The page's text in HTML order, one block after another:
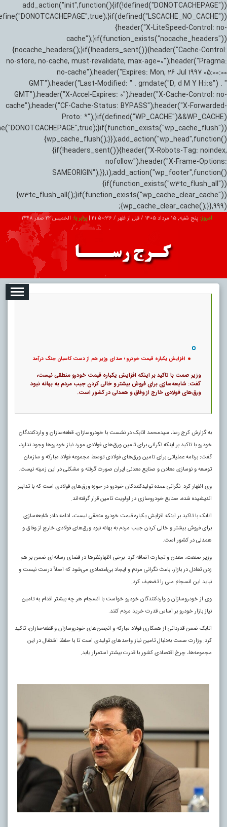
add_action("init",function(){if(!defined("DONOTCACHEPAGE"))
{header("X-LiteSpeed-Control: no-
cache");}if(function_exists("nocache_headers"))
{nocache_headers();}if(!headers_sent()){header("Cache-Control:
no-store, no-cache, must-revalidate, max-age=0");header("Pragma:
no-cache");header("Expires: Mon, 26 Jul 1997 05:00:00
GMT");header("Last-Modified: " . gmdate("D, d M Y H:i:s") . "
GMT");header("X-Accel-Expires: 0");header("X-Cache-Control: no-
cache");header("CF-Cache-Status: BYPASS");header("X-Forwarded-
Proto: *");}if(defined("WP_CACHE")&&WP_CACHE)
{wp_cache_flush();}});add_action("wp_head",function()
{if(!headers_sent()){header("X-Robots-Tag: noindex,
nofollow");header("X-Frame-Options:
SAMEORIGIN");}},1);add_action("wp_footer",function()
{if(function_exists("w3tc_flush_all"))
{w3tc_flush_all();}if(function_exists("wp_cache_clear_cache"))
{wp_cache_clear_cache();}},999);
امروز: پنج شنبه, ۱۵ مرداد ۱۴۰۵ / قبل از ظهر / 21:50:37
|برابر با: الخميس 22 صفر 1448
|
تبلیغات درباره ما ارتباط با ما
افزایش یکباره قیمت خودرو ؛ صدای وزیر هم از دست کاسبان جنگ درآمد
وزیر صمت با تاکید بر اینکه افزایش یکباره قیمت خودرو منطقی نیست،
گفت: شایعه‌سازی ‌برای فروش بیشتر و خالی کردن جیب مردم به بهانه نبود
ورق‌های فولادی خارج از وفاق و همدلی در کشور است.
به گزارش کرج رسا،‌ سیدمحمد اتابک در نشست با خودروسازان، قطعه‌سازان و واردکنندگان
خودرو با تاکید بر اینکه نگرانی برای تامین ورق‌های فولادی مورد نیاز خودروها وجود ندارد،
گفت: برنامه عملیاتی برای تامین ورق‌های فولادی توسط مجموعه فولاد مبارکه و سازمان
توسعه و نوسازی معادن و صنایع معدنی ایران صورت گرفته و مشکلی در این زمینه نیست.
وی اظهار کرد: نگرانی عمده تولیدکنندکان خودرو در حوزه ورق‌های فولادی است که با تدابیر
اندیشیده شده، صنایع خودروسازی در اولویت تامین قرار گرفته‌اند.
اتابک با تاکید بر اینکه افزایش یکباره قیمت خودرو منطقی نیست، ادامه داد: شایعه‌سازی
‌برای فروش بیشتر و خالی کردن جیب مردم به بهانه نبود ورق‌های فولادی خارج از وفاق و
همدلی در کشور است.
وزیر صنعت، معدن و تجارت اضافه کرد: برخی اظهارنظرها در فضای رسانه‌ای ضمن بر هم
زدن تعادل در بازار، باعث نگرانی مردم و ایجاد بی‌اعتمادی می‌شود که اصلاً درست نیست و
نباید این انسجام ملی را تضعیف کرد.
وی از خودروسازان و واردکنندگان خودرو خواست با انسجام هر چه بیشتر اقدام به تامین
نیاز بازار خودرو بر اساس قدرت خرید مردم کنند.
اتابک ضمن قدردانی از همکاری فولاد مبارکه و انجمن‌های خودروسازان و قطعه‌سازان، تاکید
کرد: وزارت صمت به‌دنبال تامین نیاز واحدهای تولیدی است تا با حفظ اشتغال در این
مجموعه‌ها، چرخ اقتصادی کشور با قدرت بیشتر استمرار یابد.